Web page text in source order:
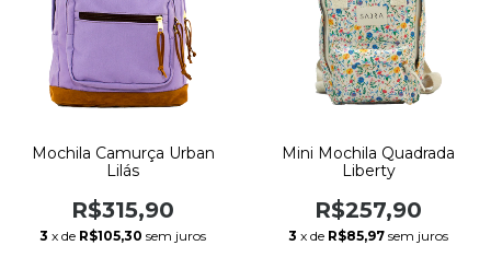
Mochila Camurça Urban
Lilás
R$315,90
3 x de R$105,30 sem juros
Mini Mochila Quadrada
Liberty
R$257,90
3 x de R$85,97 sem juros